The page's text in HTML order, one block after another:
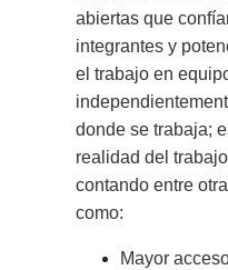
abiertas que
integrantes y
el trabajo en
donde se trabaja;
realidad del
contando entre
como:
Mayor